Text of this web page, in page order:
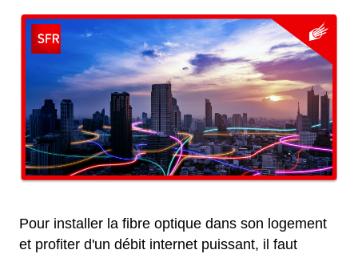
Pour installer la fibre optique dans son logement
et profiter d'un débit internet puissant, il faut